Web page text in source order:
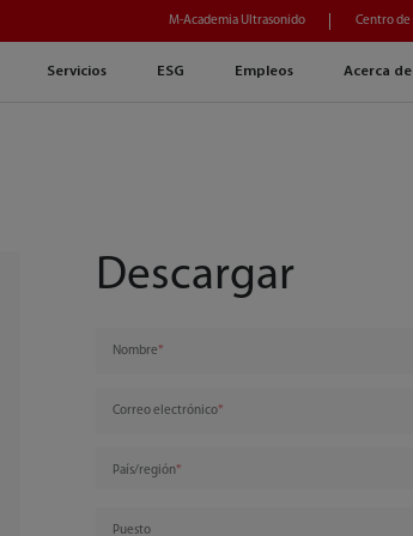
Servicios ESG Empleos Acerca
M-Academia Ultrasonido Centro de
Descargar
Nombre
Correo electrónico
País/región
Puesto